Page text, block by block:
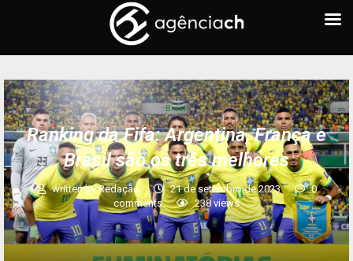
Brasil
Ranking da Fifa: Argentina, França e
Brasil são os três melhores
written byRedação 21 de setembro de 2023
0
comments
238views